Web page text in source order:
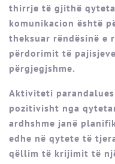
thirrje të gjithë
komunikacion është
theksuar rëndësinë e
përdorimit të
përgjegjshme.
Aktiviteti
pozitivisht nga
ardhshme janë
edhe në qytete të
qëllim të krijimit të